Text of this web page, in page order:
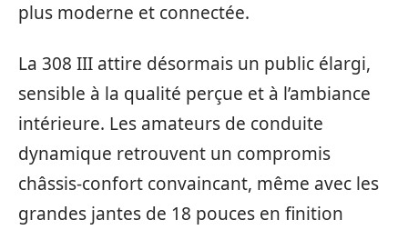
plus moderne et connectée.
La 308 III attire désormais un public élargi,
sensible à la qualité perçue et à l’ambiance
intérieure. Les amateurs de conduite
dynamique retrouvent un compromis
châssis-confort convaincant, même avec les
grandes jantes de 18 pouces en finition